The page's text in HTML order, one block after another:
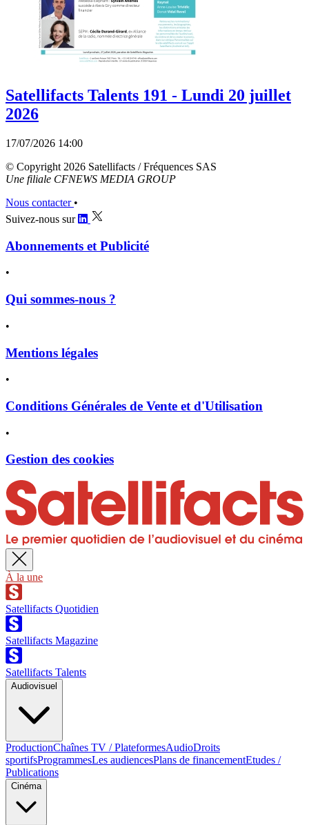
Satellifacts Talents 191 - Lundi 20 juillet
2026
17/07/2026 14:00
© Copyright 2026 Satellifacts / Fréquences SAS
Une filiale CFNEWS MEDIA GROUP
Nous contacter •
Suivez-nous sur
Abonnements et Publicité
•
Qui sommes-nous ?
•
Mentions légales
•
Conditions Générales de Vente et d'Utilisation
•
Gestion des cookies
À la une
Satellifacts Quotidien
Satellifacts Magazine
Satellifacts Talents
Audiovisuel
ProductionChaînes TV / PlateformesAudioDroits
sportifsProgrammesLes audiencesPlans de financementEtudes /
Publications
Cinéma